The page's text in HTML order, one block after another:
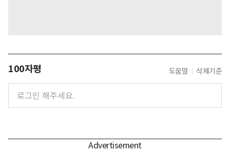
100자평 도움말 삭제기준